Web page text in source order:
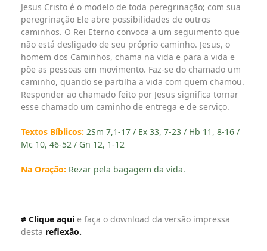
Jesus Cristo é o modelo de toda peregrinação; com sua
peregrinação Ele abre possibilidades de outros
caminhos. O Rei Eterno convoca a um seguimento que
não está desligado de seu próprio caminho. Jesus, o
homem dos Caminhos, chama na vida e para a vida e
põe as pessoas em movimento. Faz-se do chamado um
caminho, quando se partilha a vida com quem chamou.
Responder ao chamado feito por Jesus significa tornar
esse chamado um caminho de entrega e de serviço.
Textos Bíblicos: 2Sm 7,1-17 / Ex 33, 7-23 / Hb 11, 8-16 /
Mc 10, 46-52 / Gn 12, 1-12
Na Oração: Rezar pela bagagem da vida.
# Clique aqui e faça o download da versão impressa
desta reflexão.